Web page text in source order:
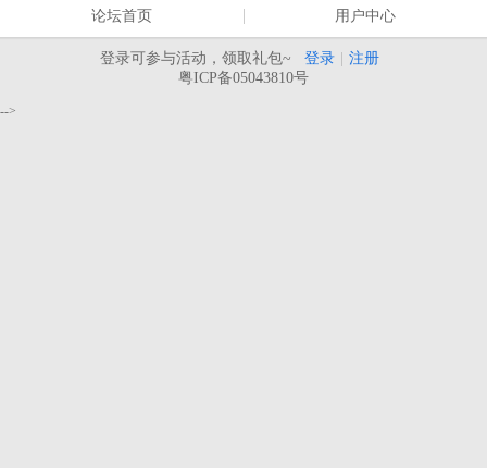
论坛首页 用户中心
登录可参与活动，领取礼包~ 登录
注册
粤ICP备05043810号
-->